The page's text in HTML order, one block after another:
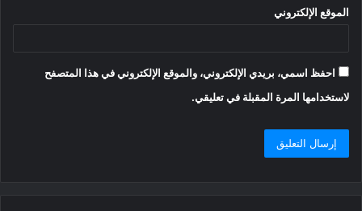
الموقع الإلكتروني
احفظ اسمي، بريدي الإلكتروني، والموقع الإلكتروني في هذا المتصفح
لاستخدامها المرة المقبلة في تعليقي.